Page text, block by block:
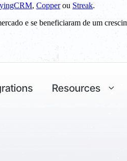
, Copperou Streak.
e se beneficiaram de um